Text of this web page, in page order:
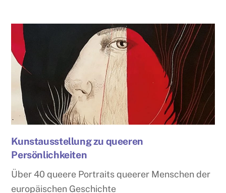
Kunstausstellung zu queeren
Persönlichkeiten
Über 40 queere Portraits queerer Menschen der
europäischen Geschichte